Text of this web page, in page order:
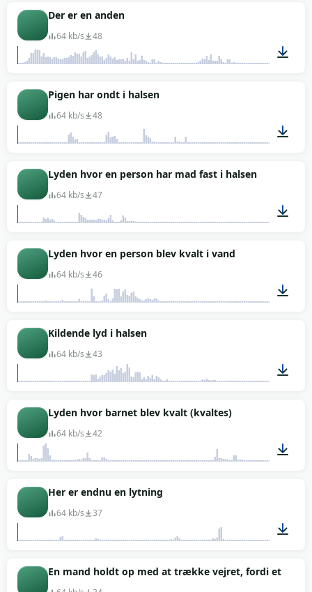
Der er en anden
64 kb/s 48
Pigen har ondt i halsen
64 kb/s 48
Lyden hvor en person har mad fast i halsen
64 kb/s 47
Lyden hvor en person blev kvalt i vand
64 kb/s 46
Kildende lyd i halsen
64 kb/s 43
Lyden hvor barnet blev kvalt (kvaltes)
64 kb/s 42
Her er endnu en lytning
64 kb/s 37
00:05
En mand holdt op med at trække vejret, fordi et